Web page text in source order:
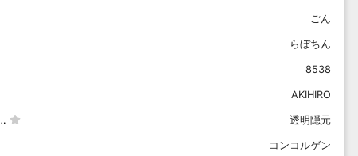
ごん
らぼちん
8538
AKIHIRO
透明隠元
コンコルゲン